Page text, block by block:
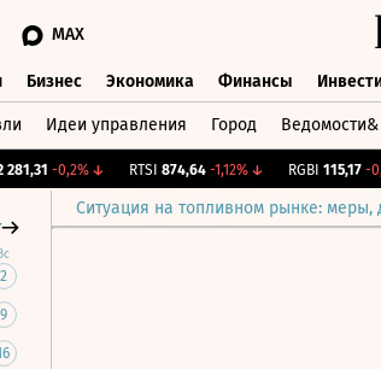
MAX
Бизнес Экономика Финансы
Идеи управления Город Ведомости&
-0,2%↓ RTSI 874,64 -1,12%↓ RGBI 115,17 -
Ситуация на топливном рынке: меры,
Вс
2
9